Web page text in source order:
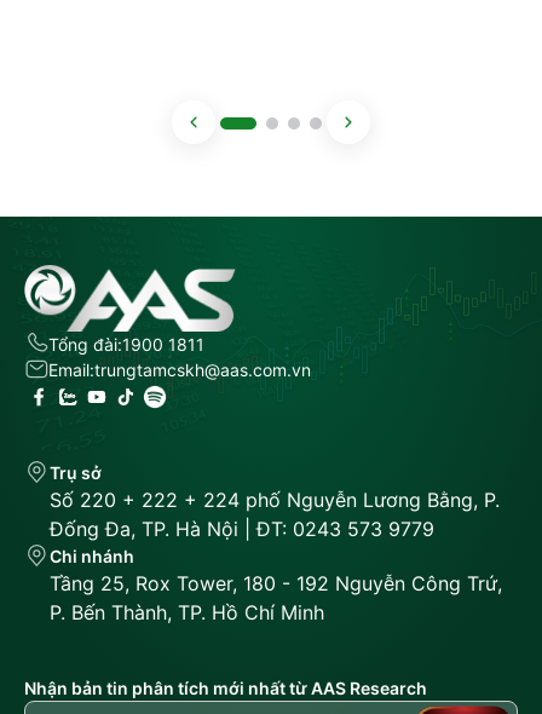
Tổng đài:1900 1811
Email:trungtamcskh@aas.com.vn
Trụ sở
Số 220 + 222 + 224 phố Nguyễn Lương Bằng, P.
Đống Đa, TP. Hà Nội | ĐT: 0243 573 9779
Chi nhánh
Tầng 25, Rox Tower, 180 - 192 Nguyễn Công Trứ,
P. Bến Thành, TP. Hồ Chí Minh
Nhận bản tin phân tích mới nhất từ AAS Research